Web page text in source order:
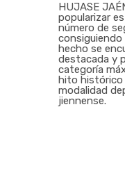
HUJASE
popularizar
número de
consiguiendo
hecho se
destacada y
categoría
hito histórico
modalidad
jiennense.